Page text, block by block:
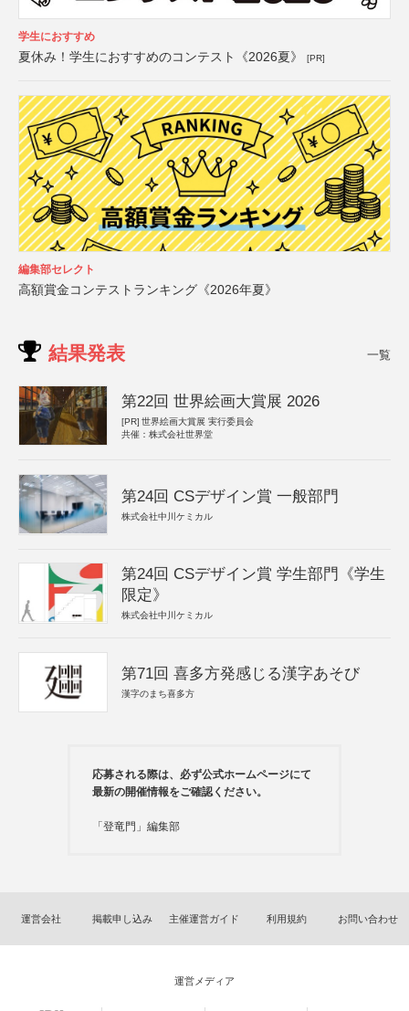
学生におすすめ
夏休み！学生におすすめのコンテスト《2026夏》 [PR]
編集部セレクト
高額賞金コンテストランキング《2026年夏》
結果発表 一覧
第22回 世界絵画大賞展 2026
[PR] 世界絵画大賞展 実行委員会
共催：株式会社世界堂
第24回 CSデザイン賞 一般部門
株式会社中川ケミカル
第24回 CSデザイン賞 学生部門《学生
限定》
株式会社中川ケミカル
第71回 喜多方発感じる漢字あそび
漢字のまち喜多方
応募される際は、必ず公式ホームページにて
最新の開催情報をご確認ください。
「登竜門」編集部
運営会社 掲載申し込み 主催運営ガイド 利用規約 お問い合わせ
運営メディア